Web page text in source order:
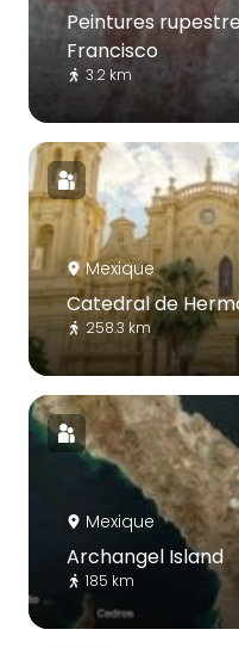
Peintures
Francisco
3.2 km
Mexique
Catedral de
258.3 km
Mexique
Archangel Island
185 km